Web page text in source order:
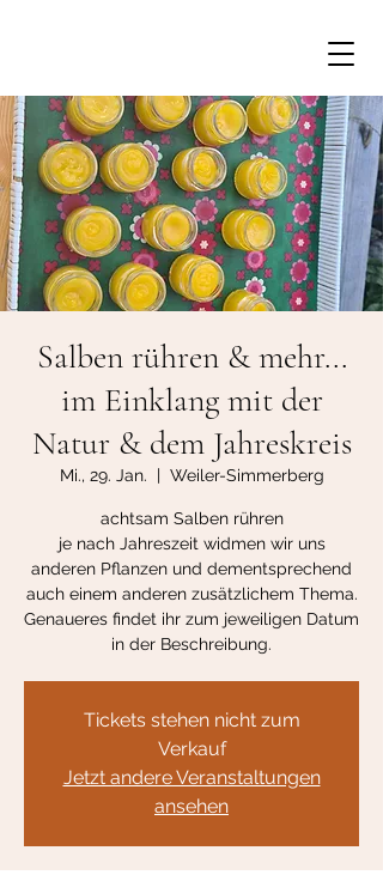
Salben rühren & mehr...
im Einklang mit der
Natur & dem Jahreskreis
Mi., 29. Jan.
  |
Weiler-Simmerberg
achtsam Salben rühren
je nach Jahreszeit widmen wir uns
anderen Pflanzen und dementsprechend
auch einem anderen zusätzlichem Thema.
Genaueres findet ihr zum jeweiligen Datum
Tickets stehen nicht zum
Verkauf
Jetzt andere Veranstaltungen
ansehen